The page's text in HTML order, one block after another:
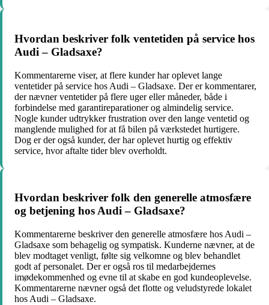
Hvordan beskriver folk ventetiden på service hos
Audi – Gladsaxe?
Kommentarerne viser, at flere kunder har oplevet lange
ventetider på service hos Audi – Gladsaxe. Der er kommentarer,
der nævner ventetider på flere uger eller måneder, både i
forbindelse med garantireparationer og almindelig service.
Nogle kunder udtrykker frustration over den lange ventetid og
manglende mulighed for at få bilen på værkstedet hurtigere.
Dog er der også kunder, der har oplevet hurtig og effektiv
service, hvor aftalte tider blev overholdt.
Hvordan beskriver folk den generelle atmosfære
og betjening hos Audi – Gladsaxe?
Kommentarerne beskriver den generelle atmosfære hos Audi –
Gladsaxe som behagelig og sympatisk. Kunderne nævner, at de
blev modtaget venligt, følte sig velkomne og blev behandlet
godt af personalet. Der er også ros til medarbejdernes
imødekommenhed og evne til at skabe en god kundeoplevelse.
Kommentarerne nævner også det flotte og veludstyrede lokalet
hos Audi – Gladsaxe.